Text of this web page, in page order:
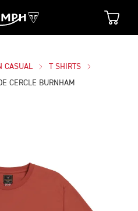
CASUAL
T SHIRTS
CERCLE BURNHAM